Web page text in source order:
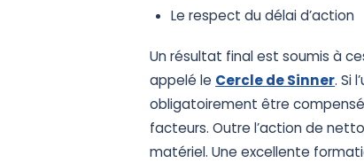
Le respect du délai d’action
Un résultat final est soumis à
appelé le Cercle de Sinner. Si
obligatoirement être compensé
facteurs. Outre l’action de
matériel. Une excellente